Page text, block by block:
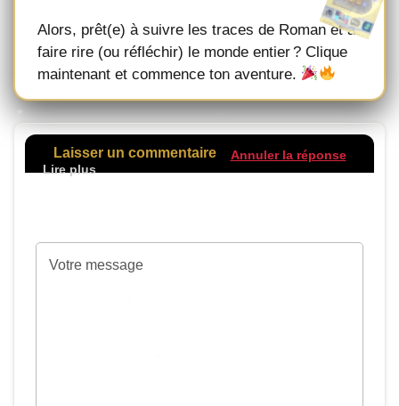
Alors, prêt(e) à suivre les traces de Roman et à
faire rire (ou réfléchir) le monde entier ? Clique
maintenant et commence ton aventure.
Laisser un commentaire Annuler la réponse